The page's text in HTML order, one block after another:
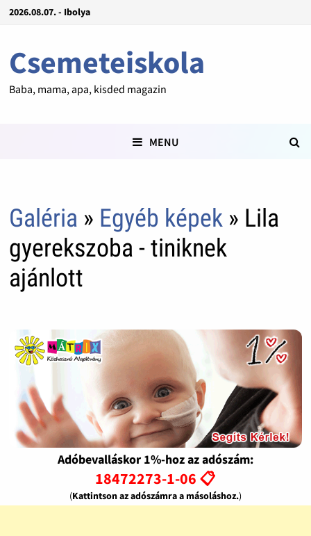
2026.08.07. - Ibolya
Csemeteiskola
Baba, mama, apa, kisded magazin
MENU
Galéria » Egyéb képek» Lila
gyerekszoba - tiniknek
ajánlott
Adóbevalláskor 1%-hoz az adószám:
18472273-1-06 📋
(Kattintson az adószámra a másoláshoz.)